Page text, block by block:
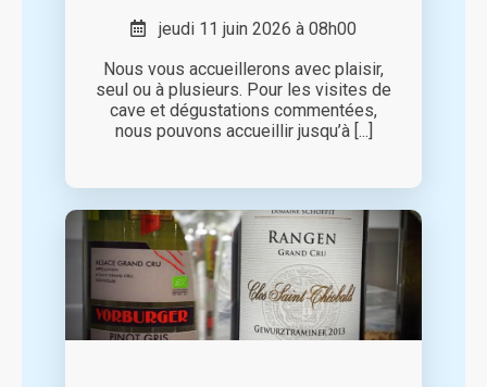
jeudi 11 juin 2026 à 08h00
Nous vous accueillerons avec plaisir,
seul ou à plusieurs. Pour les visites de
cave et dégustations commentées,
nous pouvons accueillir jusqu’à [...]